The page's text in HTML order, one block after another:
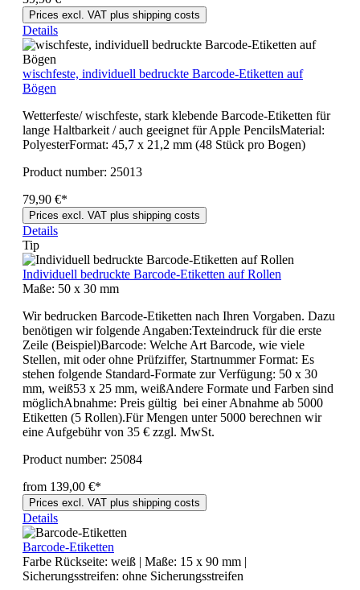
Prices excl. VAT plus shipping costs
Details
wischfeste, individuell bedruckte Barcode-Etiketten auf
Bögen
Wetterfeste/ wischfeste, stark klebende Barcode-Etiketten für
lange Haltbarkeit / auch geeignet für Apple PencilsMaterial:
PolyesterFormat: 45,7 x 21,2 mm (48 Stück pro Bogen)
Product number: 25013
79,90 €*
Prices excl. VAT plus shipping costs
Details
Tip
Individuell bedruckte Barcode-Etiketten auf Rollen
Maße: 50 x 30 mm
Wir bedrucken Barcode-Etiketten nach Ihren Vorgaben. Dazu
benötigen wir folgende Angaben:Texteindruck für die erste
Zeile (Beispiel)Barcode: Welche Art Barcode, wie viele
Stellen, mit oder ohne Prüfziffer, Startnummer Format: Es
stehen folgende Standard-Formate zur Verfügung: 50 x 30
mm, weiß53 x 25 mm, weißAndere Formate und Farben sind
möglichAbnahme: Preis gültig bei einer Abnahme ab 5000
Etiketten (5 Rollen).Für Mengen unter 5000 berechnen wir
eine Aufgebühr von 35 € zzgl. MwSt.
Product number: 25084
from 139,00 €*
Prices excl. VAT plus shipping costs
Details
Barcode-Etiketten
Farbe Rückseite: weiß | Maße: 15 x 90 mm |
Sicherungsstreifen: ohne Sicherungsstreifen